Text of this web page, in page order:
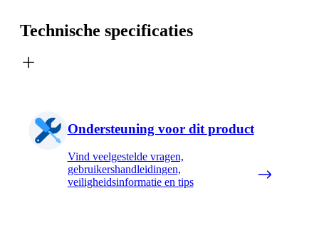
Technische specificaties
Ondersteuning voor dit product
Vind veelgestelde vragen,
gebruikershandleidingen,
veiligheidsinformatie en tips